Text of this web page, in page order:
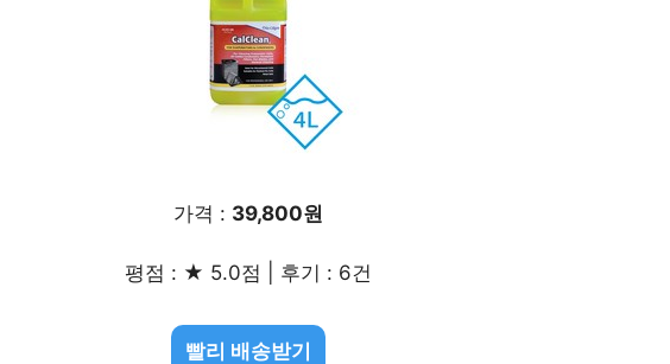
가격 : 39,800원
평점 : ★ 5.0점 | 후기 : 6건
빨리 배송받기